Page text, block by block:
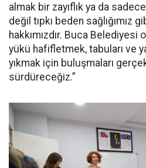
almak bir zayıflık ya da
değil tıpkı beden sağlığımız
hakkımızdır. Buca Belediyesi
yükü hafifletmek, tabuları ve
yıkmak için buluşmaları
sürdüreceğiz.”